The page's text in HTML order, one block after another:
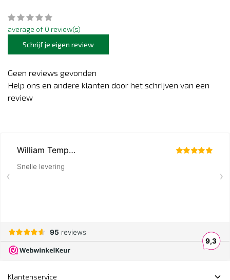
average of 0 review(s)
Schrijf je eigen review
Geen reviews gevonden
Help ons en andere klanten door het schrijven van een
review
Klantenservice